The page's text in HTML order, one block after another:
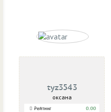
tyz3543
оксана
Рейтинг 0.00